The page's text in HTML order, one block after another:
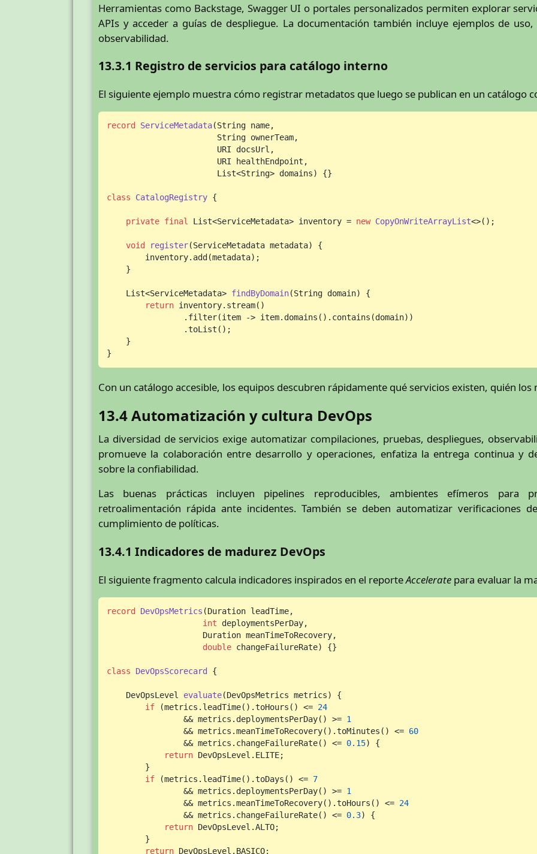
Herramientas como Backstage, Swagger UI o portales personalizados permiten explorar
APIs y acceder a guías de despliegue. La documentación también incluye ejemplos de
observabilidad.
13.3.1 Registro de servicios para catálogo interno
El siguiente ejemplo muestra cómo registrar metadatos que luego se publican en un catálogo
record ServiceMetadata(String name,
                       String ownerTeam,
                       URI docsUrl,
                       URI healthEndpoint,
                       List<String> domains)
{}
class CatalogRegistry {
private final List<ServiceMetadata> inventory = new CopyOnWriteArrayList<>();
void register(ServiceMetadata metadata)
{
        inventory.add(metadata);
    }
    List<ServiceMetadata>
findByDomain(String domain)
{
return inventory.stream()
                .filter(item -> item.domains().contains(domain))
                .toList();
    }
}
Con un catálogo accesible, los equipos descubren rápidamente qué servicios existen, quién
13.4 Automatización y cultura DevOps
La diversidad de servicios exige automatizar compilaciones, pruebas, despliegues,
promueve la colaboración entre desarrollo y operaciones, enfatiza la entrega continua y
sobre la confiabilidad.
Las buenas prácticas incluyen pipelines reproducibles, ambientes efímeros para
retroalimentación rápida ante incidentes. También se deben automatizar verificaciones
cumplimiento de políticas.
13.4.1 Indicadores de madurez DevOps
El siguiente fragmento calcula indicadores inspirados en el reporteAccelerate para evaluar la
record DevOpsMetrics (Duration leadTime,
int deploymentsPerDay,
                    Duration meanTimeToRecovery,
double changeFailureRate) {}
class DevOpsScorecard {
    DevOpsLevel
evaluate(DevOpsMetrics metrics)
{
if (metrics.leadTime().toHours() <= 24
                && metrics.deploymentsPerDay() >=
1
                && metrics.meanTimeToRecovery().toMinutes() <=
60
                && metrics.changeFailureRate() <=
0.15) {
return DevOpsLevel.ELITE;
        }
if (metrics.leadTime().toDays() <= 7
                && metrics.deploymentsPerDay() >=
1
                && metrics.meanTimeToRecovery().toHours() <=
24
                && metrics.changeFailureRate() <=
0.3) {
return DevOpsLevel.ALTO;
        }
return DevOpsLevel.BASICO;